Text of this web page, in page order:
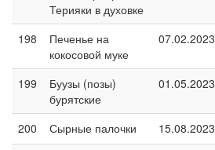
Терияки в духовке
198
Печенье на
кокосовой муке
07.02.2023
199
Буузы (позы)
бурятские
01.05.2023
200 Сырные палочки 15.08.2023